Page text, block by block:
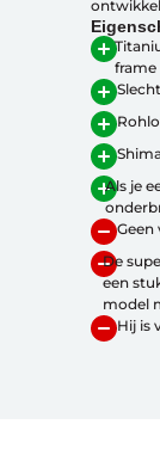
frame
Als je
Geen
De
een
model
Hij is